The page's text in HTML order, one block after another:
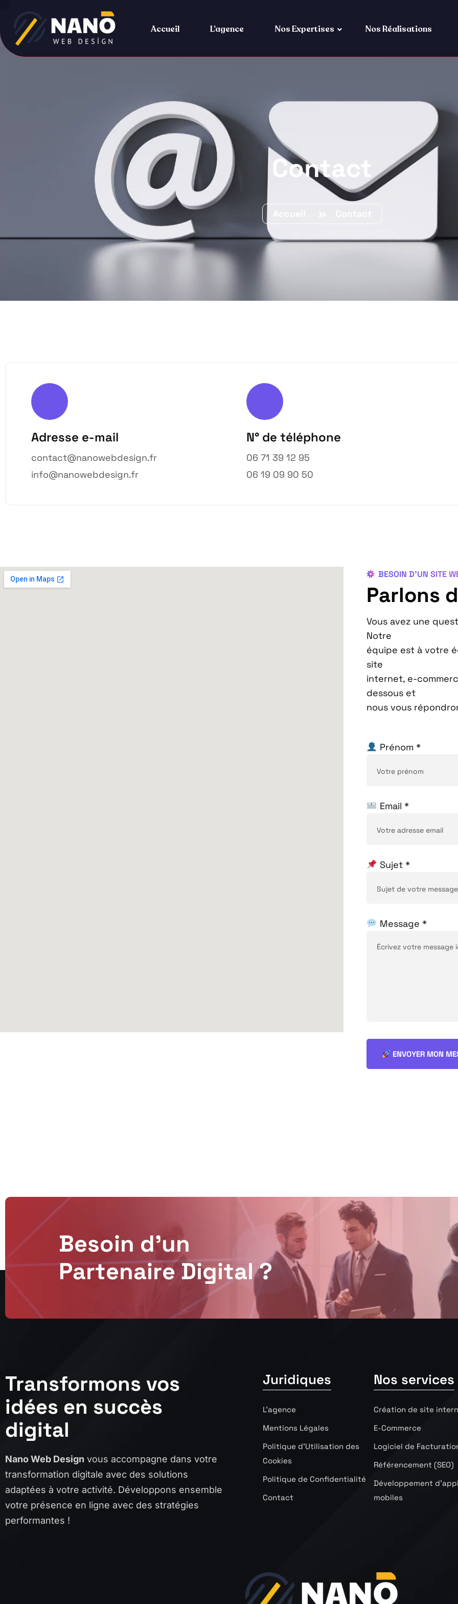
Accueil L’agence Nos Expertises Nos Réalisations
Contact
Adresse e-mail
contact@nanowebdesign.fr
info@nanowebdesign.fr
N° de téléphone
06 71 39 12 95
06 19 09 90 50
BESOIN D’UN SITE
Parlons
Vous avez une
Notre
équipe est à votre
site
internet, e-
dessous et
nous vous
Prénom *
Email *
Sujet *
Message *
ENVOYER MON
Besoin d’un
PartenaireDigital ?
Transformons vos
idées en succès
digital
Nano Web Design vous accompagne dans votre
transformation digitale avec des solutions
adaptées à votre activité. Développons ensemble
votre présence en ligne avec des stratégies
performantes !
Juridiques
L’agence
Mentions Légales
Politique d’Utilisation des
Cookies
Politique de Confidentialité
Contact
Nos services
Création de site
E-Commerce
Logiciel de
Référencement (SEO)
Développement
mobiles